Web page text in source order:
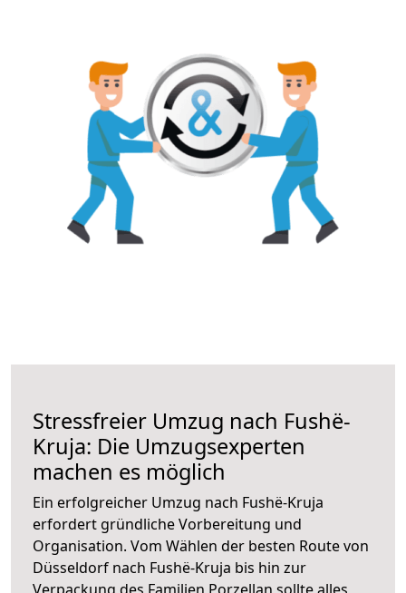
Stressfreier Umzug nach Fushë-
Kruja: Die Umzugsexperten
machen es möglich
Ein erfolgreicher Umzug nach Fushë-Kruja
erfordert gründliche Vorbereitung und
Organisation. Vom Wählen der besten Route von
Düsseldorf nach Fushë-Kruja bis hin zur